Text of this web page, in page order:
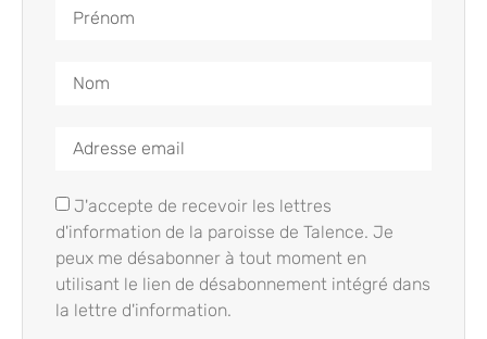
J'accepte de recevoir les lettres
d'information de la paroisse de Talence. Je
peux me désabonner à tout moment en
utilisant le lien de désabonnement intégré dans
la lettre d'information.